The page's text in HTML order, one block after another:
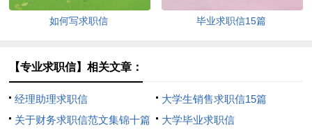
如何写求职信 毕业求职信15篇
【专业求职信】相关文章：
经理助理求职信
大学生销售求职信15篇
关于财务求职信范文集锦十篇
大学毕业求职信